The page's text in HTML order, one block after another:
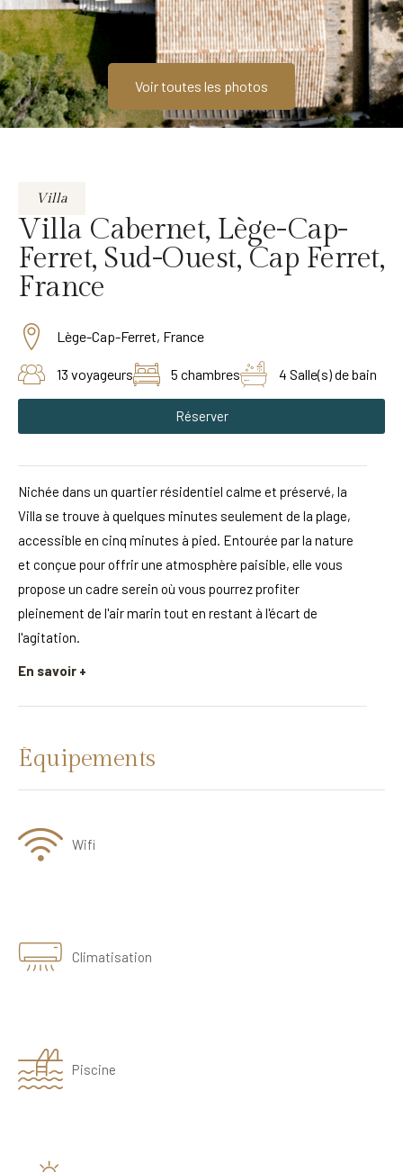
Voir toutes les photos
Villa
Villa Cabernet, Lège-Cap-
Ferret, Sud-Ouest, Cap Ferret,
France
Lège-Cap-Ferret, France
13 voyageurs 5 chambres 4 Salle(s) de bain
Réserver
Nichée dans un quartier résidentiel calme et préservé, la
Villa se trouve à quelques minutes seulement de la plage,
accessible en cinq minutes à pied. Entourée par la nature
et conçue pour offrir une atmosphère paisible, elle vous
propose un cadre serein où vous pourrez profiter
pleinement de l'air marin tout en restant à l'écart de
l'agitation.
En savoir +
Équipements
Wifi
Climatisation
Piscine